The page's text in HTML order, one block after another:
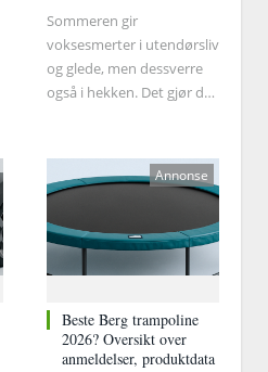
Sommeren gir
voksesmerter i utendørsliv
og glede, men dessverre
også i hekken. Det gjør det
hardt arbeid, og derfor har
du bruk for en god
Beste Berg trampoline
2026? Oversikt over
anmeldelser, produktdata
Annonse